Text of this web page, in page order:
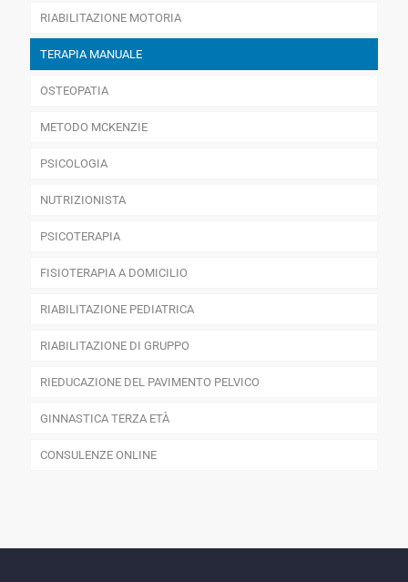
RIABILITAZIONE MOTORIA
TERAPIA MANUALE
OSTEOPATIA
METODO MCKENZIE
PSICOLOGIA
NUTRIZIONISTA
PSICOTERAPIA
FISIOTERAPIA A DOMICILIO
RIABILITAZIONE PEDIATRICA
RIABILITAZIONE DI GRUPPO
RIEDUCAZIONE DEL PAVIMENTO PELVICO
GINNASTICA TERZA ETÀ
CONSULENZE ONLINE